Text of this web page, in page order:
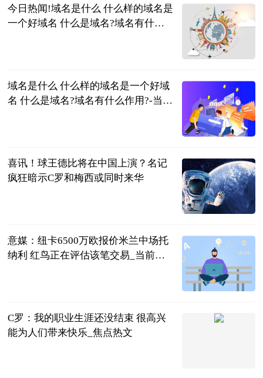
今日热闻!域名是什么 什么样的域名是
一个好域名 什么是域名?域名有什么
域名是什么 什么样的域名是一个好域
名 什么是域名?域名有什么作用?-当前
喜讯！球王德比将在中国上演？名记
疯狂暗示C罗和梅西或同时来华
意媒：纽卡6500万欧报价米兰中场托
纳利 红鸟正在评估该笔交易_当前讯
C罗：我的职业生涯还没结束 很高兴
能为人们带来快乐_焦点热文